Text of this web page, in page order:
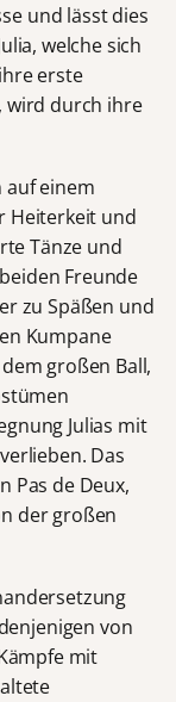
und lässt dies
welche sich
erste
wird durch ihre
auf einem
Heiterkeit und
Tänze und
Freunde
zu Späßen und
Kumpane
großen Ball,
Julias mit
Das
Pas de Deux,
der großen
von
mit